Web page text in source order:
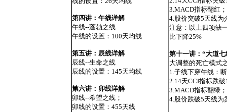
第四讲：午线详解
午线--蓬勃之线
午线的设置：100天均线
第五讲：辰线详解
辰线--生命之线
辰线的设置：145天均线
第六讲：卯线详解
卯线--希望之线；
卯线的设置：455天线
3.MACD指标翻红；
4.股价突破5天线为
注意：以上四项缺
比下降25%
第十一讲：“大道七
大调整的死亡模式
1.子线下穿午线：
2.14天CCI指标跌破
3.MACD指标翻绿；
4.股价跌破5天线为